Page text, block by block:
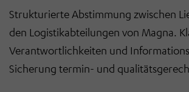
Strukturierte Abstimmung zwischen
den Logistikabteilungen von Magna.
Verantwortlichkeiten und
Sicherung termin- und